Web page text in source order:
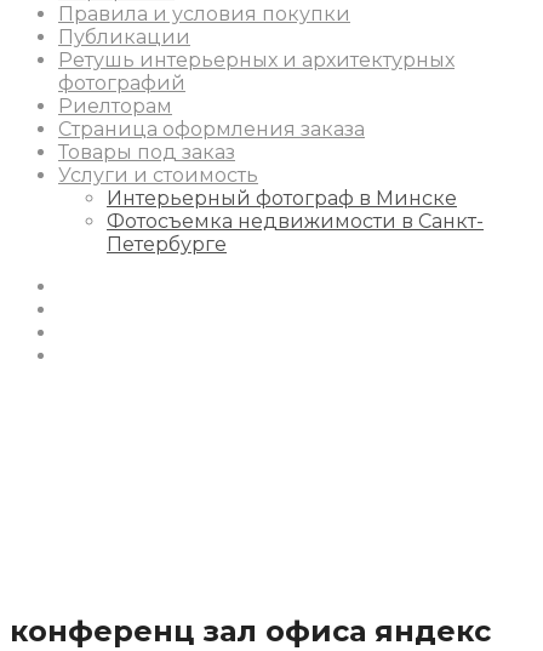
Правила и условия покупки
Публикации
Ретушь интерьерных и архитектурных
фотографий
Риелторам
Страница оформления заказа
Товары под заказ
Услуги и стоимость
Интерьерный фотограф в Минске
Фотосъемка недвижимости в Санкт-
Петербурге
конференц зал офиса яндекс